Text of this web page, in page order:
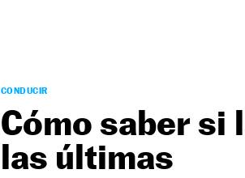
CONDUCIR
Cómo saber si
las últimas